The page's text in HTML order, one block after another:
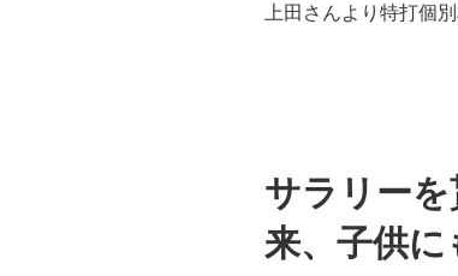
上田さんより特打個
サラリー
来、子供に